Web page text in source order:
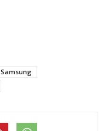
Samsung